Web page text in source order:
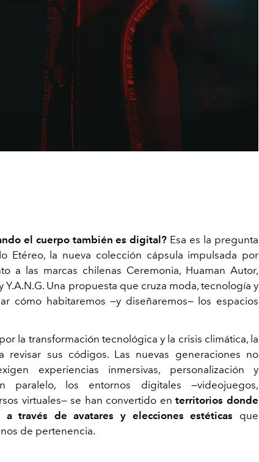
el cuerpo también es digital? Esa es la pregunta
Etéreo, la nueva colección cápsula impulsada por
a las marcas chilenas Ceremonia, Huaman Autor,
Y.A.N.G. Una propuesta que cruza moda, tecnología y
cómo habitaremos —y diseñaremos— los espacios
la transformación tecnológica y la crisis climática, la
revisar sus códigos. Las nuevas generaciones no
experiencias inmersivas, personalización y
paralelo, los entornos digitales —videojuegos,
virtuales— se han convertido enterritorios donde
través de avatares y elecciones estéticas que
de pertenencia.